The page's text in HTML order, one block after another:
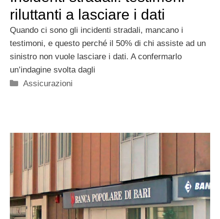
riluttanti a lasciare i dati
Quando ci sono gli incidenti stradali, mancano i
testimoni, e questo perché il 50% di chi assiste ad un
sinistro non vuole lasciare i dati. A confermarlo
un’indagine svolta dagli
Categorie
Assicurazioni